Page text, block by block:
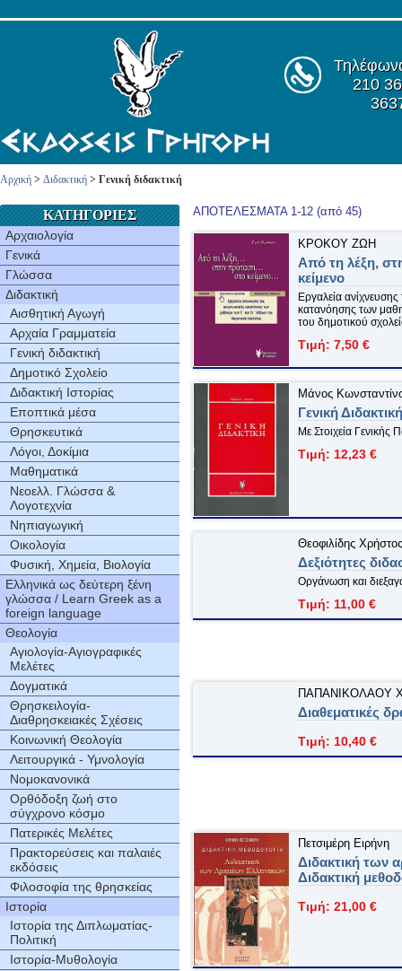
210
Αρχική > Διδακτική > Γενική διδακτική
ΚΑΤΗΓΟΡΙΕΣ
Αρχαιολογία
Γενικά
Γλώσσα
Διδακτική
Αισθητική Αγωγή
Αρχαία Γραμματεία
Γενική διδακτική
Δημοτικό Σχολείο
Διδακτική Ιστορίας
Εποπτικά μέσα
Θρησκευτικά
Λόγοι, Δοκίμια
Μαθηματικά
Νεοελλ. Γλώσσα &
Λογοτεχνία
Νηπιαγωγική
Οικολογία
Φυσική, Χημεία, Βιολογία
Ελληνικά ως δεύτερη ξένη
γλώσσα / Learn Greek as a
foreign language
Θεολογία
Αγιολογία-Αγιογραφικές
Μελέτες
Δογματικά
Θρησκειλογία-
Διαθρησκειακές Σχέσεις
Κοινωνική Θεολογία
Λειτουργικά - Υμνολογία
Νομοκανονικά
Ορθόδοξη ζωή στο
σύγχρονο κόσμο
Πατερικές Μελέτες
Πρακτορεύσεις και παλαιές
εκδόσεις
Φιλοσοφία της θρησκείας
Ιστορία
Ιστορία της Διπλωματίας-
Πολιτική
Ιστορία-Mυθολογία
ΑΠΟΤΕΛΕΣΜΑΤΑ 1-12 (από 45)
ΚΡΟΚΟΥ ΖΩΗ
Από τη λέξη,
κείμενο
Εργαλεία
κατανόησης των
του δημοτικού
Τιμή: 7,50 €
Μάνος
Γενική Διδακτική
Με Στοιχεία Γενικής
Τιμή: 12,23 €
Θεοφιλίδης Χρήστος
Δεξιότητες
Οργάνωση και
Τιμή: 11,00 €
ΠΑΠΑΝΙΚΟΛΑΟΥ
Διαθεματικές
Τιμή: 10,40 €
Πετσιμέρη Ειρήνη
Διδακτική των
Διδακτική
Τιμή: 21,00 €